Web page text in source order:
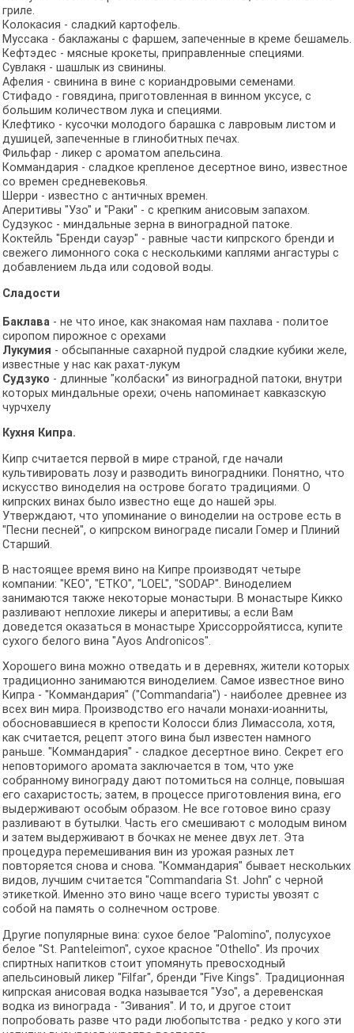
гриле.
Колокасия - сладкий картофель.
Муссака - баклажаны с фаршем, запеченные в креме бешамель.
Кефтэдес - мясные крокеты, приправленные специями.
Сувлакя - шашлык из свинины.
Афелия - свинина в вине с кориандровыми семенами.
Стифадо - говядина, приготовленная в винном уксусе, с
большим количеством лука и специями.
Клефтико - кусочки молодого барашка с лавровым листом и
душицей, запеченные в глинобитных печах.
Фильфар - ликер с ароматом апельсина.
Коммандария - сладкое крепленое десертное вино, известное
со времен средневековья.
Шерри - известно с античных времен.
Аперитивы "Узо" и "Раки" - с крепким анисовым запахом.
Судзукос - миндальные зерна в виноградной патоке.
Коктейль "Бренди сауэр" - равные части кипрского бренди и
свежего лимонного сока с несколькими каплями ангастуры с
добавлением льда или содовой воды.
Сладости
Баклава- не что иное, как знакомая нам пахлава - политое
сиропом пирожное с орехами
Лукумия - обсыпанные сахарной пудрой сладкие кубики желе,
известные у нас как рахат-лукум
Судзуко - длинные "колбаски" из виноградной патоки, внутри
которых миндальные орехи; очень напоминает кавказскую
чурчхелу
Кухня Кипра.
Кипр считается первой в мире страной, где начали
культивировать лозу и разводить виноградники. Понятно, что
искусство виноделия на острове богато традициями. О
кипрских винах было известно еще до нашей эры.
Утверждают, что упоминание о виноделии на острове есть в
"Песни песней", о кипрском винограде писали Гомер и Плиний
Старший.
В настоящее время вино на Кипре производят четыре
компании: "КЕО", "ЕТКО", "LOEL", "SODAP". Виноделием
занимаются также некоторые монастыри. В монастыре Кикко
разливают неплохие ликеры и аперитивы; а если Вам
доведется оказаться в монастыре Хриссорройятисса, купите
сухого белого вина "Ayos Andronicos".
Хорошего вина можно отведать и в деревнях, жители которых
традиционно занимаются виноделием. Самое известное вино
Кипра - "Коммандария" ("Commandaria") - наиболее древнее из
всех вин мира. Производство его начали монахи-иоанниты,
обосновавшиеся в крепости Колосси близ Лимассола, хотя,
как считается, рецепт этого вина был известен намного
раньше. "Коммандария" - сладкое десертное вино. Секрет его
неповторимого аромата заключается в том, что уже
собранному винограду дают потомиться на солнце, повышая
его сахаристость; затем, в процессе приготовления вина, его
выдерживают особым образом. Не все готовое вино сразу
разливают в бутылки. Часть его смешивают с молодым вином
и затем выдерживают в бочках не менее двух лет. Эта
процедура перемешивания вин из урожая разных лет
повторяется снова и снова. "Коммандария" бывает нескольких
видов, лучшим считается "Commandaria St. John" с черной
этикеткой. Именно это вино чаще всего туристы увозят с
собой на память о солнечном острове.
Другие популярные вина: сухое белое "Palomino", полусухое
белое "St. Panteleimon", сухое красное "Othello". Из прочих
спиртных напитков стоит упомянуть превосходный
апельсиновый ликер "Filfar", бренди "Five Kings". Традиционная
кипрская анисовая водка называется "Узо", а деревенская
водка из винограда - "Зивания". И то, и другое стоит
попробовать разве что ради любопытства - редко у кого эти